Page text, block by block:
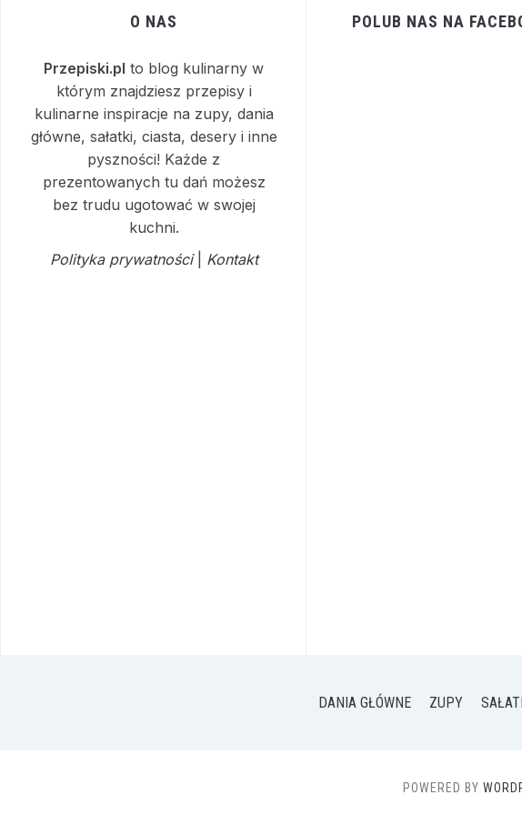
O NAS
Przepiski.pl to blog kulinarny w
którym znajdziesz przepisy i
kulinarne inspiracje na zupy, dania
główne, sałatki, ciasta, desery i inne
pyszności! Każde z
prezentowanych tu dań możesz
bez trudu ugotować w swojej
kuchni.
Polityka prywatności| Kontakt
POLUB NAS NA
DANIA GŁÓWNE ZUPY
POWERED BY